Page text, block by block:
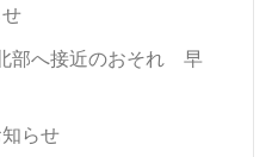
へ接近のおそれ 早
らせ